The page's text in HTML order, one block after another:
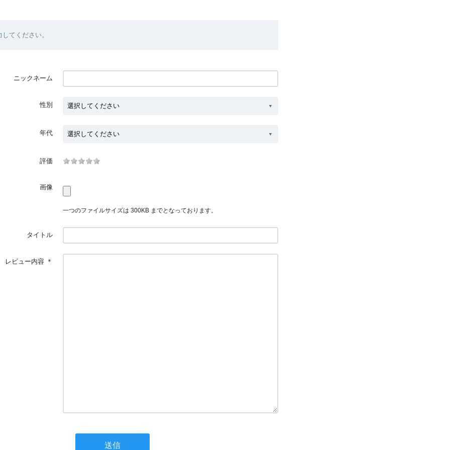
てください。
ニックネーム
性別
年代
評価
画像
一つのファイルサイズは 300KB までとなっております。
タイトル
レビュー内容 ＊